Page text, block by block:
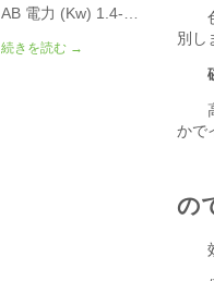
物、カビの生えた穀
物、石、プラスチッ
（L/MIN） <900 電
力 (KW) 0.6 0.6 空
AB 電力 (Kw) 1.4-
1.8 KW 出力（星/
続きを読む →